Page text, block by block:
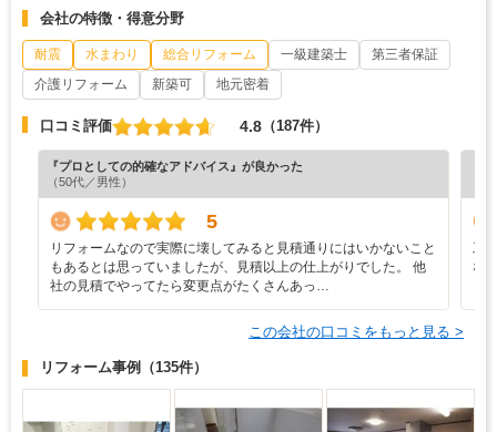
会社の特徴・得意分野
耐震 水まわり 総合リフォーム 一級建築士
第三者保証
介護リフォーム
新築可 地元密着
口コミ評価 4.8 （187件）
『プロとしての的確なアドバイス』が良かった
（50代／男性）
5
リフォームなので実際に壊してみると見積通りにはいかないこと
もあるとは思っていましたが、見積以上の仕上がりでした。 他
社の見積でやってたら変更点がたくさんあっ…
工
な
この会社の口コミをもっと見る >
リフォーム事例 （135件）